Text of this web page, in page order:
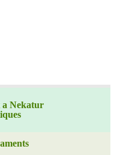
a Nekatur